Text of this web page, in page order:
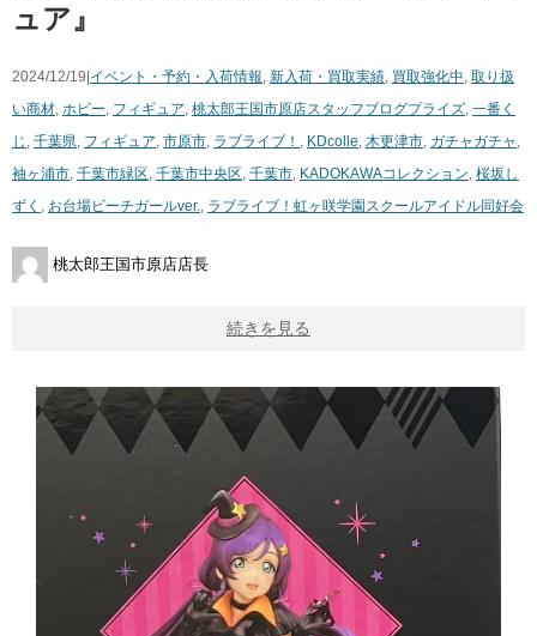
ュア』
2024/12/19|イベント・予約・入荷情報 新入荷・買取実績 買取強化中 取り扱
い商材 ホビー フィギュア 桃太郎王国市原店スタッフブログプライズ 一番く
じ 千葉県 フィギュア 市原市 ラブライブ！ KDcolle 木更津市 ガチャガチャ
袖ヶ浦市 千葉市緑区 千葉市中央区 千葉市 KADOKAWAコレクション 桜坂し
ずく
お台場ビーチガールver. ラブライブ！虹ヶ咲学園スクールアイドル同好会
桃太郎王国市原店店長
続きを見る